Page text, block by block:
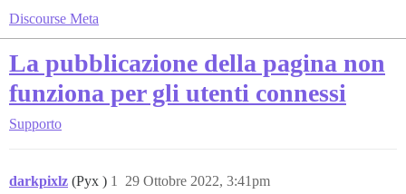
Discourse Meta
La pubblicazione della pagina non
funziona per gli utenti connessi
Supporto
darkpixlz (Pyx ) 29 Ottobre 2022, 3:41pm
1